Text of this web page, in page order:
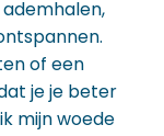
of een
je je beter
mijn woede